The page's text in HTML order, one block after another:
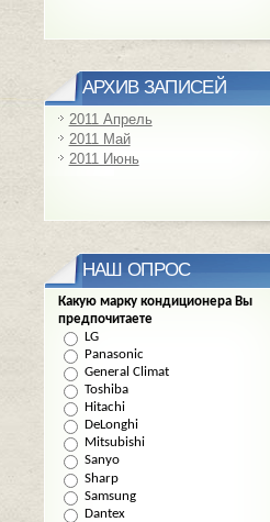
АРХИВ ЗАПИСЕЙ
2011 Апрель
2011 Май
2011 Июнь
НАШ ОПРОС
Какую марку кондиционера Вы
предпочитаете
LG
Panasonic
General Climat
Toshiba
Hitachi
DeLonghi
Mitsubishi
Sanyo
Sharp
Samsung
Dantex